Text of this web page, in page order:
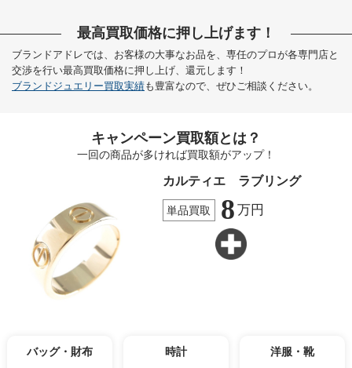
最高買取価格に押し上げます！
ブランドアドレでは、お客様の大事なお品を、専任のプロが各専門店と
交渉を行い最高買取価格に押し上げ、還元します！
ブランドジュエリー買取実績も豊富なので、ぜひご相談ください。
キャンペーン買取額とは？
一回の商品が多ければ買取額がアップ！
カルティエ ラブリング
単品買取 8 万円
バッグ・財布 時計 洋服・靴